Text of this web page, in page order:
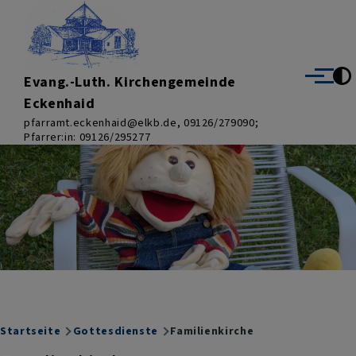
Direkt zum Inhalt
Evang.-Luth. Kirchengemeinde
Eckenhaid
pfarramt.eckenhaid@elkb.de, 09126/279090;
Pfarrer:in: 09126/295277
Menü
Breadcrumb
Startseite Gottesdienste Familienkirche